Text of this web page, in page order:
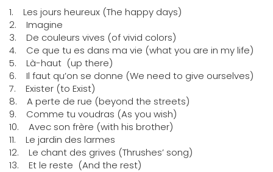
1. Les jours heureux (The happy days)
2. Imagine
3. De couleurs vives (of vivid colors)
4. Ce que tu es dans ma vie (what you are in my life)
5. Là-haut (up there)
6. Il faut qu’on se donne (We need to give ourselves)
7. Exister (to Exist)
8. A perte de rue (beyond the streets)
9. Comme tu voudras (As you wish)
10. Avec son frère (with his brother)
11. Le jardin des larmes
12. Le chant des grives (Thrushes’ song)
13. Et le reste (And the rest)